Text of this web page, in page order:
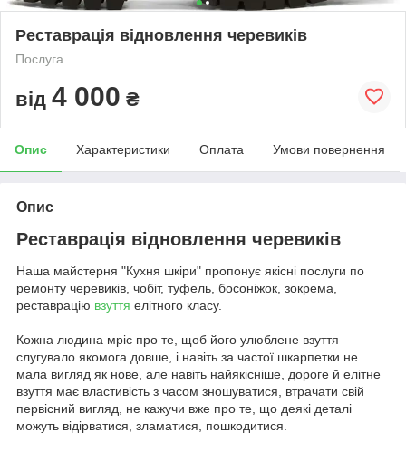
Реставрація відновлення черевиків
Послуга
від 4 000 ₴
Опис Характеристики Оплата Умови повернення
Опис
Реставрація відновлення черевиків
Наша майстерня "Кухня шкіри" пропонує якісні послуги по
ремонту черевиків, чобіт, туфель, босоніжок, зокрема,
реставрацію взуття елітного класу.
Кожна людина мріє про те, щоб його улюблене взуття
слугувало якомога довше, і навіть за частої шкарпетки не
мала вигляд як нове, але навіть найякісніше, дороге й елітне
взуття має властивість з часом зношуватися, втрачати свій
первісний вигляд, не кажучи вже про те, що деякі деталі
можуть відірватися, зламатися, пошкодитися.